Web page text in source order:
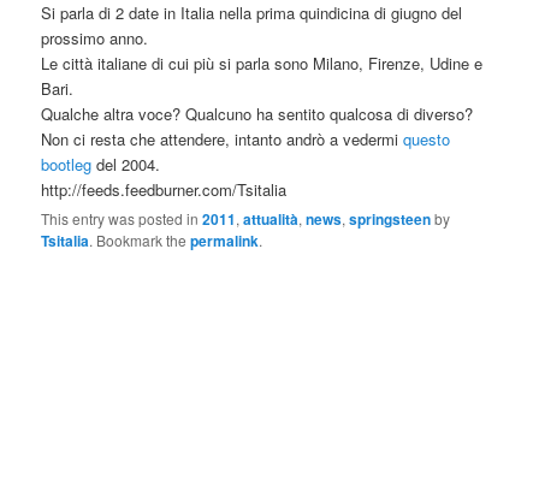
Si parla di 2 date in Italia nella prima quindicina di giugno del
prossimo anno.
Le città italiane di cui più si parla sono Milano, Firenze, Udine e
Bari.
Qualche altra voce? Qualcuno ha sentito qualcosa di diverso?
Non ci resta che attendere, intanto andrò a vedermiquesto
bootleg del 2004.
http://feeds.feedburner.com/Tsitalia
This entry was posted in2011,attualità,news,springsteenby
Tsitalia. Bookmark thepermalink.